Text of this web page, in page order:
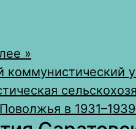
»
коммунистический
в 1931–1939